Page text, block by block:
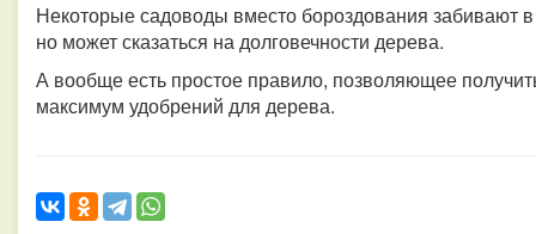
Некоторые садоводы вместо бороздования забивают в
но может сказаться на долговечности дерева.
А вообще есть простое правило, позволяющее
максимум удобрений для дерева.